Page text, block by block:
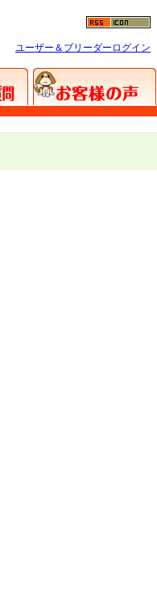
ユーザー＆ブリーダーログイン